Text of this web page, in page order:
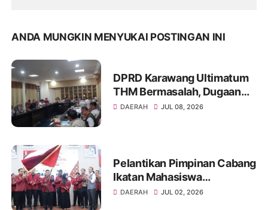
ANDA MUNGKIN MENYUKAI POSTINGAN INI
DPRD Karawang Ultimatum
THM Bermasalah, Dugaan
Izin Palsu hingga Minol Ilegal
DAERAH JUL 08, 2026
Pelantikan Pimpinan Cabang
Ikatan Mahasiswa
Muhammadiyah Kota
DAERAH JUL 02, 2026